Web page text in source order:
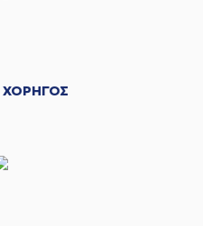
ΧΟΡΗΓΟΣ